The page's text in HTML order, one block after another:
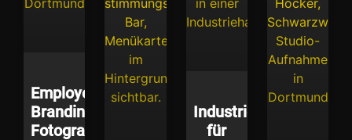
Employer
Branding
Fotografie
Industriefotografie
für